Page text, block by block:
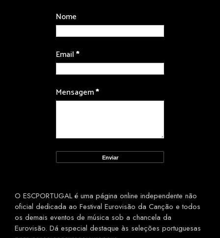
Nome
Email*
Mensagem*
O ESCPORTUGAL é uma página online independente não
oficial dedicada ao Festival Eurovisão da Canção e todos
os demais eventos de música sob a chancela da
Eurovisão. Dá especial destaque às seleções portuguesas